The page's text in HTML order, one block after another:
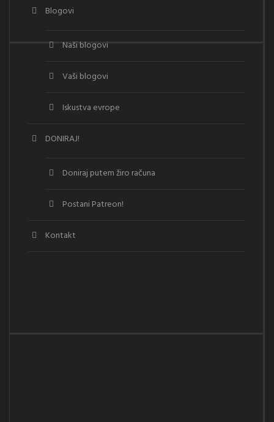
Blogovi
Naši blogovi
Vaši blogovi
Iskustva evrope
DONIRAJ!
Doniraj putem žiro računa
Postani Patreon!
Kontakt